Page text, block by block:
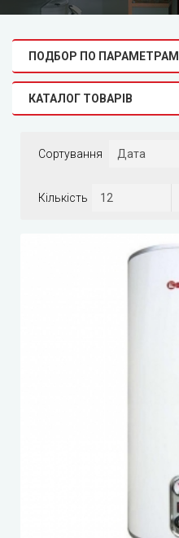
ПОДБОР ПО ПАРАМЕТРАМ
КАТАЛОГ ТОВАРІВ
Сортування
Кількість